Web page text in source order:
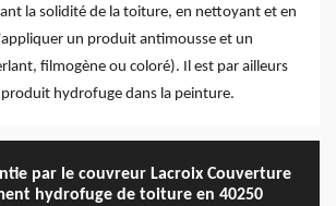
la solidité de la toiture, en nettoyant et en
un produit antimousse et un
filmogène ou coloré). Il est par ailleurs
hydrofuge dans la peinture.
par le couvreur Lacroix Couverture
hydrofuge de toiture en 40250